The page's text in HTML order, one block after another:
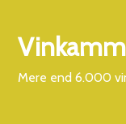
Mere end 6.000